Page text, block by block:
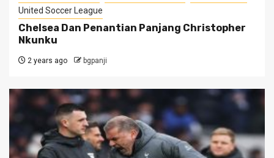
United Soccer League
Chelsea Dan Penantian Panjang Christopher
Nkunku
2 years ago bgpanji